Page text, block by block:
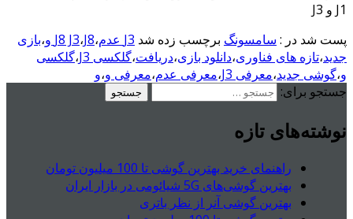
J1 و J3
پست شد در : سامسونگ برچسب زده شد J3 عدم ، J8 J3،J8 و ،بازی
جدید،تازه های فناوری،دانلود بازی،دریافت،گلکسی J3 ،گلکسی
و،گوشی جدید،معرفی J3 ،معرفی عدم،معرفی و،و
جستجو برای:
نوشته‌های تازه
راهنمای خرید بهترین گوشی تا 100 میلیون تومان
بهترین گوشی‌های 5G شیائومی در بازار ایران
بهترین گوشی آنر از نظر باتری